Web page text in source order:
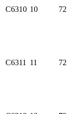
C6310 10 72
C6311 11 72